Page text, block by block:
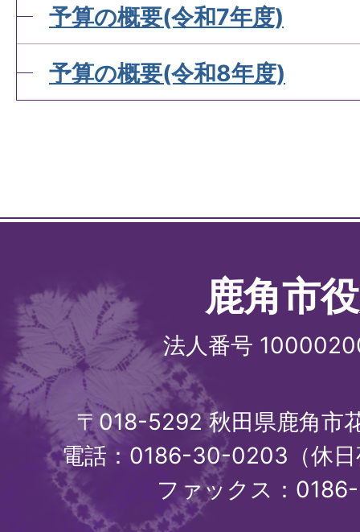
予算の概要(令和7年度)
予算の概要(令和8年度)
鹿角市
法人番号
〒018-5292 秋田県鹿角市
電話：0186-30-0203（休
ファックス：